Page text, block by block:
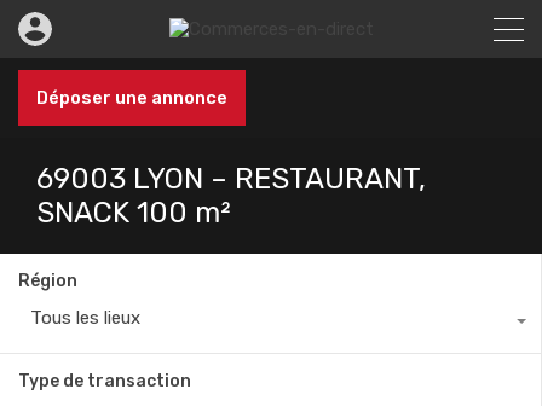
Déposer une annonce
69003 LYON – RESTAURANT,
SNACK 100 m²
Région
Tous les lieux
Type de transaction